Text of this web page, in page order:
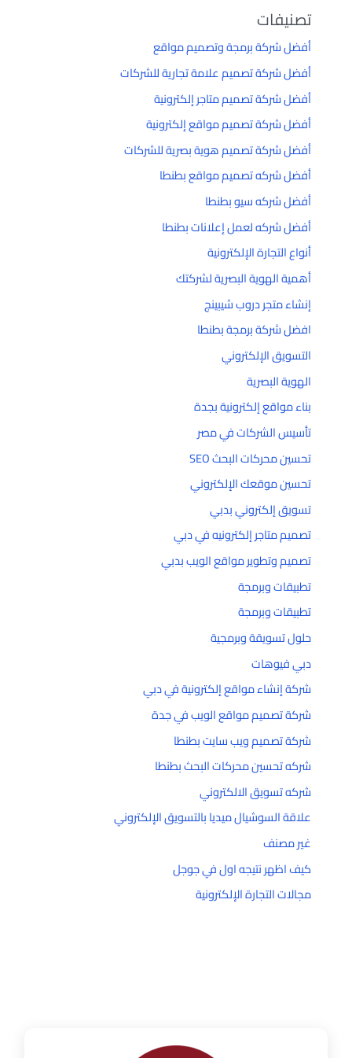
تصنيفات
أفضل شركة برمجة وتصميم مواقع
أفضل شركة تصميم علامة تجارية للشركات
أفضل شركة تصميم متاجر إلكترونية
أفضل شركة تصميم مواقع إلكترونية
أفضل شركة تصميم هوية بصرية للشركات
أفضل شركه تصميم مواقع بطنطا
أفضل شركه سيو بطنطا
أفضل شركه لعمل إعلانات بطنطا
أنواع التجارة الإلكترونية
أهمية الهوية البصرية لشركتك
إنشاء متجر دروب شيبينج
افضل شركة برمجة بطنطا
التسويق الإلكتروني
الهوية البصرية
بناء مواقع إلكترونية بجدة
تأسيس الشركات في مصر
تحسين محركات البحث SEO
تحسين موقعك الإلكتروني
تسويق إلكتروني بدبي
تصميم متاجر إلكترونيه في دبي
تصميم وتطوير مواقع الويب بدبي
تطبيقات وبرمجة
تطبيقات وبرمجة
حلول تسويقة وبرمجية
دبي فيوهات
شركة إنشاء مواقع إلكترونية في دبي
شركة تصميم مواقع الويب في جدة
شركة تصميم ويب سايت بطنطا
شركه تحسين محركات البحث بطنطا
شركه تسويق الالكتروني
علاقة السوشيال ميديا بالتسويق الإلكتروني
غير مصنف
كيف اظهر نتيجه اول في جوجل
مجالات التجارة الإلكترونية